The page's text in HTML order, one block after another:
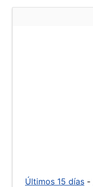
Últimos 15 días -